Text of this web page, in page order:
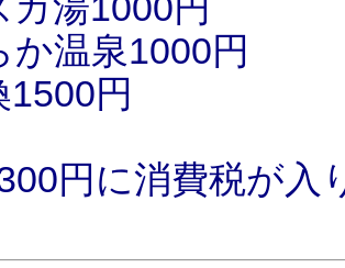
か温泉1000円
円
円に消費税が入